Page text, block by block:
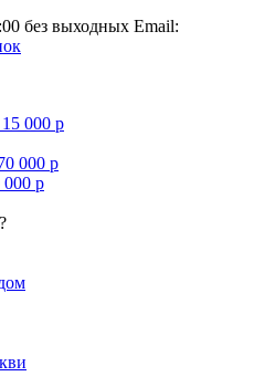
без выходных Email:
000 р
000 р
000 р